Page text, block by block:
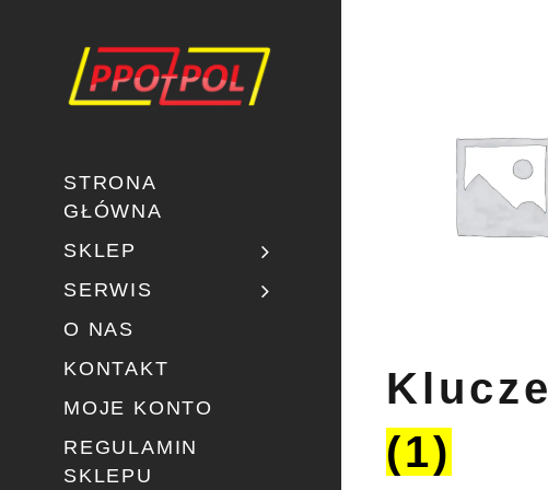
STRONA
GŁÓWNA
SKLEP
SERWIS
O NAS
KONTAKT
MOJE KONTO
REGULAMIN
SKLEPU
Klucze
(1)